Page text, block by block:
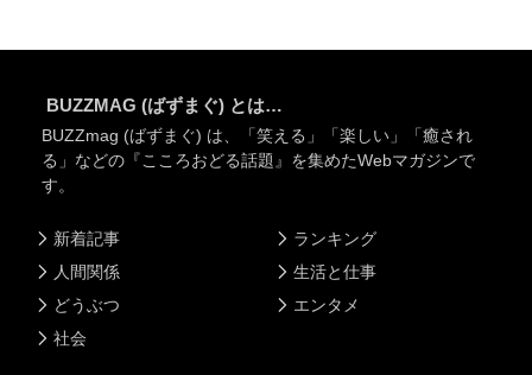
BUZZMAG (ばずまぐ) とは…
BUZZmag (ばずまぐ) は、「笑える」「楽しい」「癒され
る」などの『こころおどる話題』を集めたWebマガジンで
す。
新着記事
人間関係
どうぶつ
社会
ランキング
生活と仕事
エンタメ